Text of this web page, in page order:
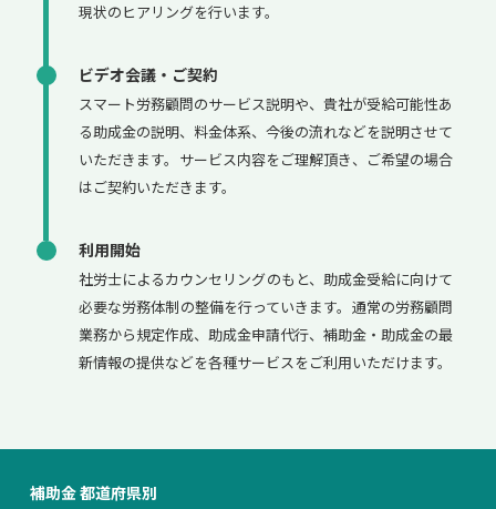
現状のヒアリングを行います。
ビデオ会議・ご契約
スマート労務顧問のサービス説明や、貴社が受給可能性あ
る助成金の説明、料金体系、今後の流れなどを説明させて
いただきます。サービス内容をご理解頂き、ご希望の場合
はご契約いただきます。
利用開始
社労士によるカウンセリングのもと、助成金受給に向けて
必要な労務体制の整備を行っていきます。通常の労務顧問
業務から規定作成、助成金申請代行、補助金・助成金の最
新情報の提供などを各種サービスをご利用いただけます。
補助金 都道府県別